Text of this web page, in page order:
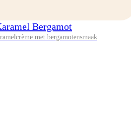
Bergamot
met bergamotensmaak